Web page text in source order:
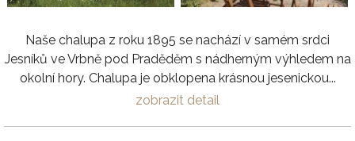
Naše chalupa z roku 1895 se nachází v samém srdci
Jesníků ve Vrbně pod Praděděm s nádherným výhledem na
okolní hory. Chalupa je obklopena krásnou jesenickou...
zobrazit detail